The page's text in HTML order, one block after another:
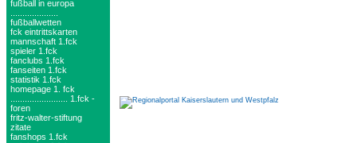
fußball in europa
fußballwetten
fck eintrittskarten
mannschaft 1.fck
spieler 1.fck
fanclubs 1.fck
fanseiten 1.fck
statistik 1.fck
homepage 1. fck
........................ 1.fck -
foren
fritz-walter-stiftung
zitate
fanshops 1.fck